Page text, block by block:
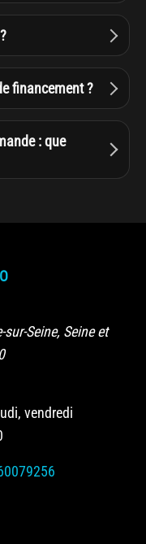
financement ?
: que
sur-Seine, Seine et
vendredi